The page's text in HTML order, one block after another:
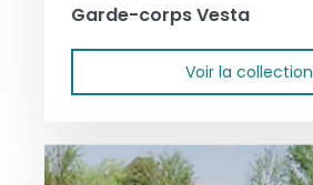
Garde-corps Vesta
Voir la collection